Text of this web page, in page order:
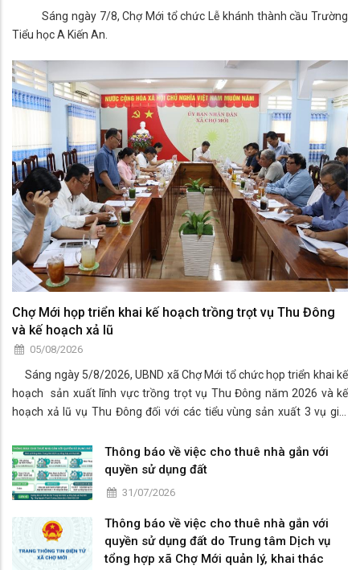
Sáng ngày 7/8, Chợ Mới tổ chức Lễ khánh thành cầu Trường
Tiểu học A Kiến An.
Chợ Mới họp triển khai kế hoạch trồng trọt vụ Thu Đông
và kế hoạch xả lũ
05/08/2026
Sáng ngày 5/8/2026, UBND xã Chợ Mới tổ chức họp triển khai kế
hoạch sản xuất lĩnh vực trồng trọt vụ Thu Đông năm 2026 và kế
hoạch xả lũ vụ Thu Đông đối với các tiểu vùng sản xuất 3 vụ giai
Thông báo về việc cho thuê nhà gắn với
quyền sử dụng đất
31/07/2026
Thông báo về việc cho thuê nhà gắn với
quyền sử dụng đất do Trung tâm Dịch vụ
tổng hợp xã Chợ Mới quản lý, khai thác